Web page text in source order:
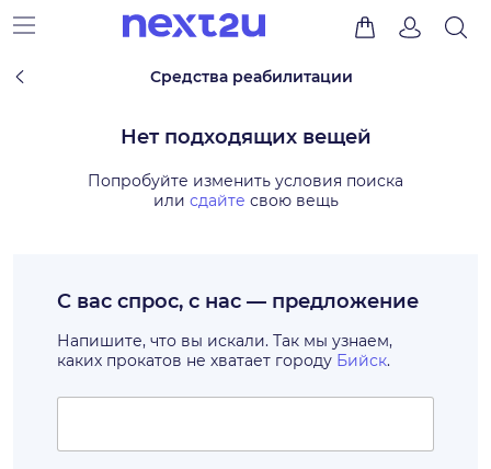
Средства реабилитации
Нет подходящих вещей
Попробуйте изменить условия поиска
или сдайте свою вещь
С вас спрос, с нас — предложение
Напишите, что вы искали. Так мы узнаем,
каких прокатов не хватает городу Бийск.